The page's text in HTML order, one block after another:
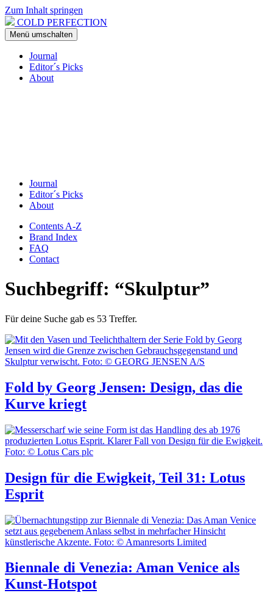
Zum Inhalt springen
COLD PERFECTION
Menü umschalten
Journal
Editor´s Picks
About
Journal
Editor´s Picks
About
Contents A-Z
Brand Index
FAQ
Contact
Suchbegriff: “Skulptur”
Für deine Suche gab es 53 Treffer.
Fold by Georg Jensen: Design, das die
Kurve kriegt
Design für die Ewigkeit, Teil 31: Lotus
Esprit
Biennale di Venezia: Aman Venice als
Kunst-Hotspot